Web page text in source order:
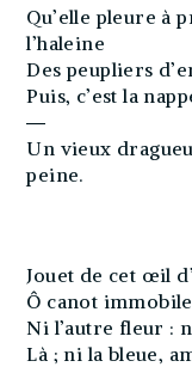
Qu’elle pleure à
l’haleine
Des peupliers
Puis, c’est la
―
Un vieux
peine.
Jouet de cet œil
Ô canot
Ni l’autre fleur :
Là ; ni la bleue,